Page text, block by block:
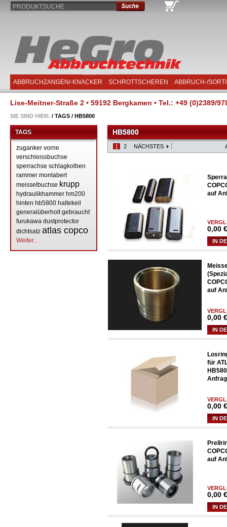
ABBRUCHZANGEN/-KNACKER SCHROTTSCHEREN ABBRUCH-/
PRODUKTSUCHE
Lise-Meitner-Straße 2 • 59192 Bergkamen • Tel.: +49 (0)2389/
SIE SIND HIER: / TAGS / HB5800
TAGS
zuganker vorne
verschleissbuchse
sperrachse schlagkolben
rammer montabert
meisselbuchse krupp
hydraulikhammer hm200
hinten hb5800 haltekeil
generalüberholt gebraucht
furukawa dustprotector
dichtsatz atlas copco
Weiter...
HB5800
1 2 NÄCHSTES
auf
0,00
IN
auf
0,00
IN
für
0,00
IN
auf
0,00
IN